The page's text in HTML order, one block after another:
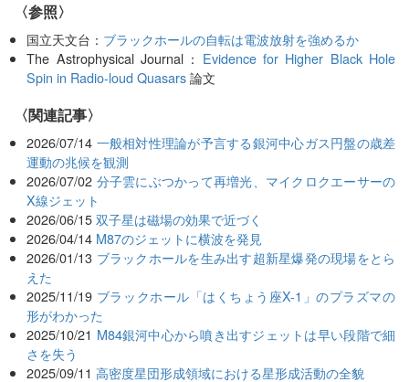
〈参照〉
国立天文台： ブラックホールの自転は電波放射を強めるか
The Astrophysical Journal： Evidence for Higher Black Hole
Spin in Radio-loud Quasars論文
関連記事
2026/07/14 一般相対性理論が予言する銀河中心ガス円盤の歳差
運動の兆候を観測
2026/07/02 分子雲にぶつかって再増光、マイクロクエーサーの
X線ジェット
2026/06/15 双子星は磁場の効果で近づく
2026/04/14 M87のジェットに横波を発見
2026/01/13 ブラックホールを生み出す超新星爆発の現場をとら
えた
2025/11/19 ブラックホール「はくちょう座X-1」のプラズマの
形がわかった
2025/10/21 M84銀河中心から噴き出すジェットは早い段階で細
さを失う
2025/09/11 高密度星団形成領域における星形成活動の全貌